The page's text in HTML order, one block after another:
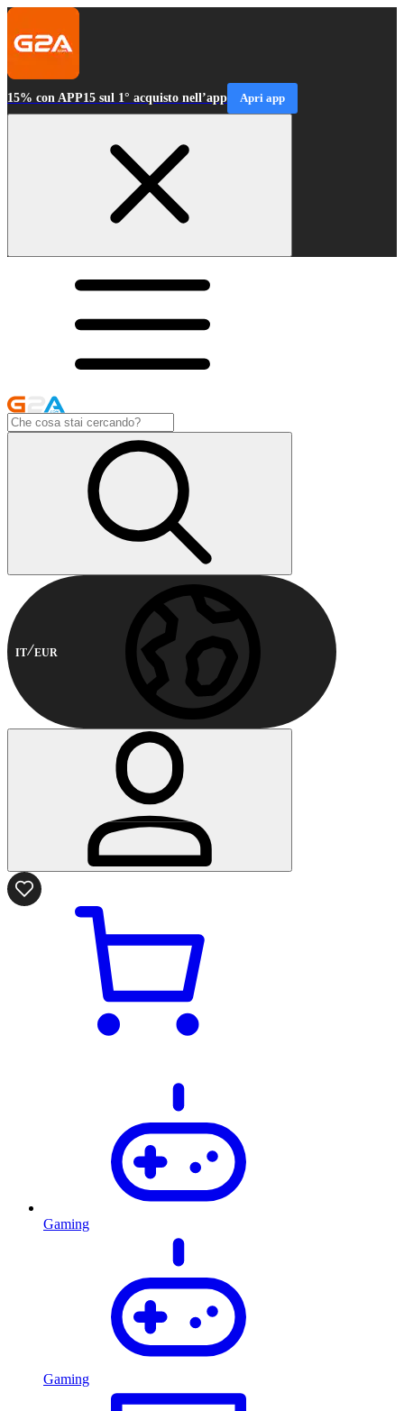
15% con APP15 sul 1° acquisto nell’app Apri app
IT EUR
Gaming
Gaming